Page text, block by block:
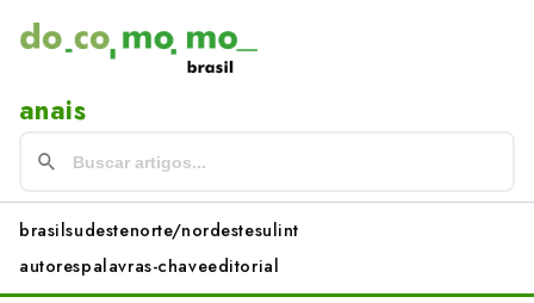
anais
brasilsudestenorte/nordestesulint
autorespalavras-chaveeditorial